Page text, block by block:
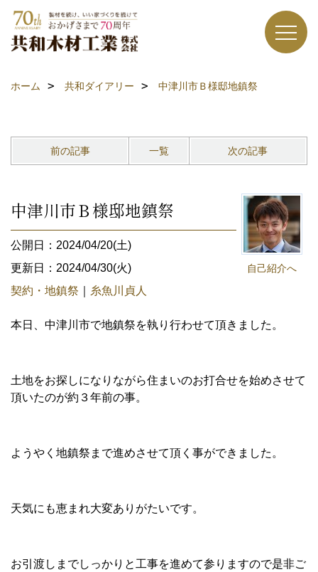
ホーム 共和ダイアリー 中津川市Ｂ様邸地鎮祭
前の記事 一覧 次の記事
自己紹介へ
中津川市Ｂ様邸地鎮祭
公開日：2024/04/20(土)
更新日：2024/04/30(火)
契約・地鎮祭
糸魚川貞人
本日、中津川市で地鎮祭を執り行わせて頂きました。
土地をお探しになりながら住まいのお打合せを始めさせて
頂いたのが約３年前の事。
ようやく地鎮祭まで進めさせて頂く事ができました。
天気にも恵まれ大変ありがたいです。
お引渡しまでしっかりと工事を進めて参りますので是非ご